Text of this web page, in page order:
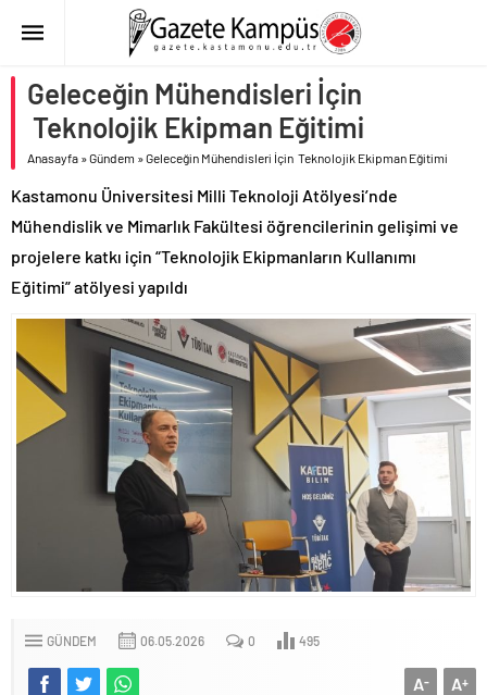
Geleceğin Mühendisleri İçin
Teknolojik Ekipman Eğitimi
Anasayfa »Gündem »Geleceğin Mühendisleri İçin Teknolojik Ekipman Eğitimi
Kastamonu Üniversitesi Milli Teknoloji Atölyesi’nde
Mühendislik ve Mimarlık Fakültesi öğrencilerinin gelişimi ve
projelere katkı için “Teknolojik Ekipmanların Kullanımı
Eğitimi” atölyesi yapıldı
GÜNDEM 06.05.2026 0 495
A+
A-